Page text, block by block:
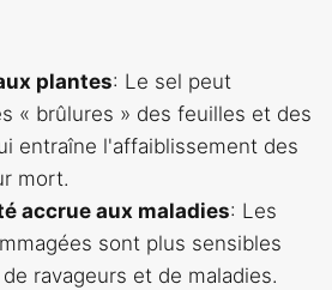
plantes: Le sel peut
« brûlures » des feuilles et des
entraîne l'affaiblissement des
mort.
accrue aux maladies: Les
sont plus sensibles
ravageurs et de maladies.